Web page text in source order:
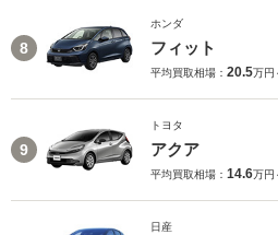
8
ホンダ
フィット
平均買取相場： 20.5万円
9
トヨタ
アクア
平均買取相場： 14.6万円
日産